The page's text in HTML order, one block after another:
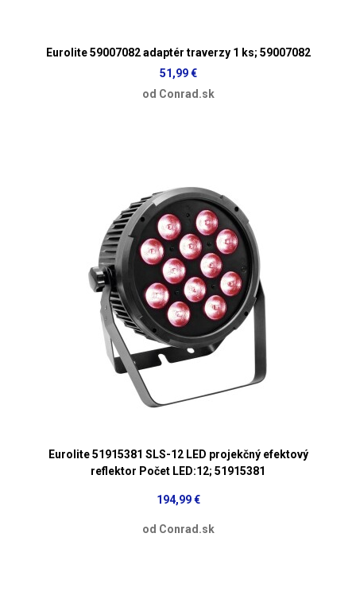
Eurolite 59007082 adaptér traverzy 1 ks; 59007082
51,99 €
od Conrad.sk
Eurolite 51915381 SLS-12 LED projekčný efektový
reflektor Počet LED:12; 51915381
194,99 €
od Conrad.sk